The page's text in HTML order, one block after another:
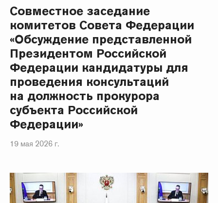
Совместное заседание
комитетов Совета Федерации
«Обсуждение представленной
Президентом Российской
Федерации кандидатуры для
проведения консультаций
на должность прокурора
субъекта Российской
Федерации»
19 мая 2026 г.